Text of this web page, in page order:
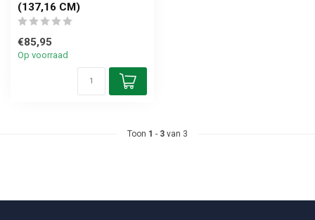
(137,16 CM)
€85,95
Op voorraad
Toon 1 - 3 van 3